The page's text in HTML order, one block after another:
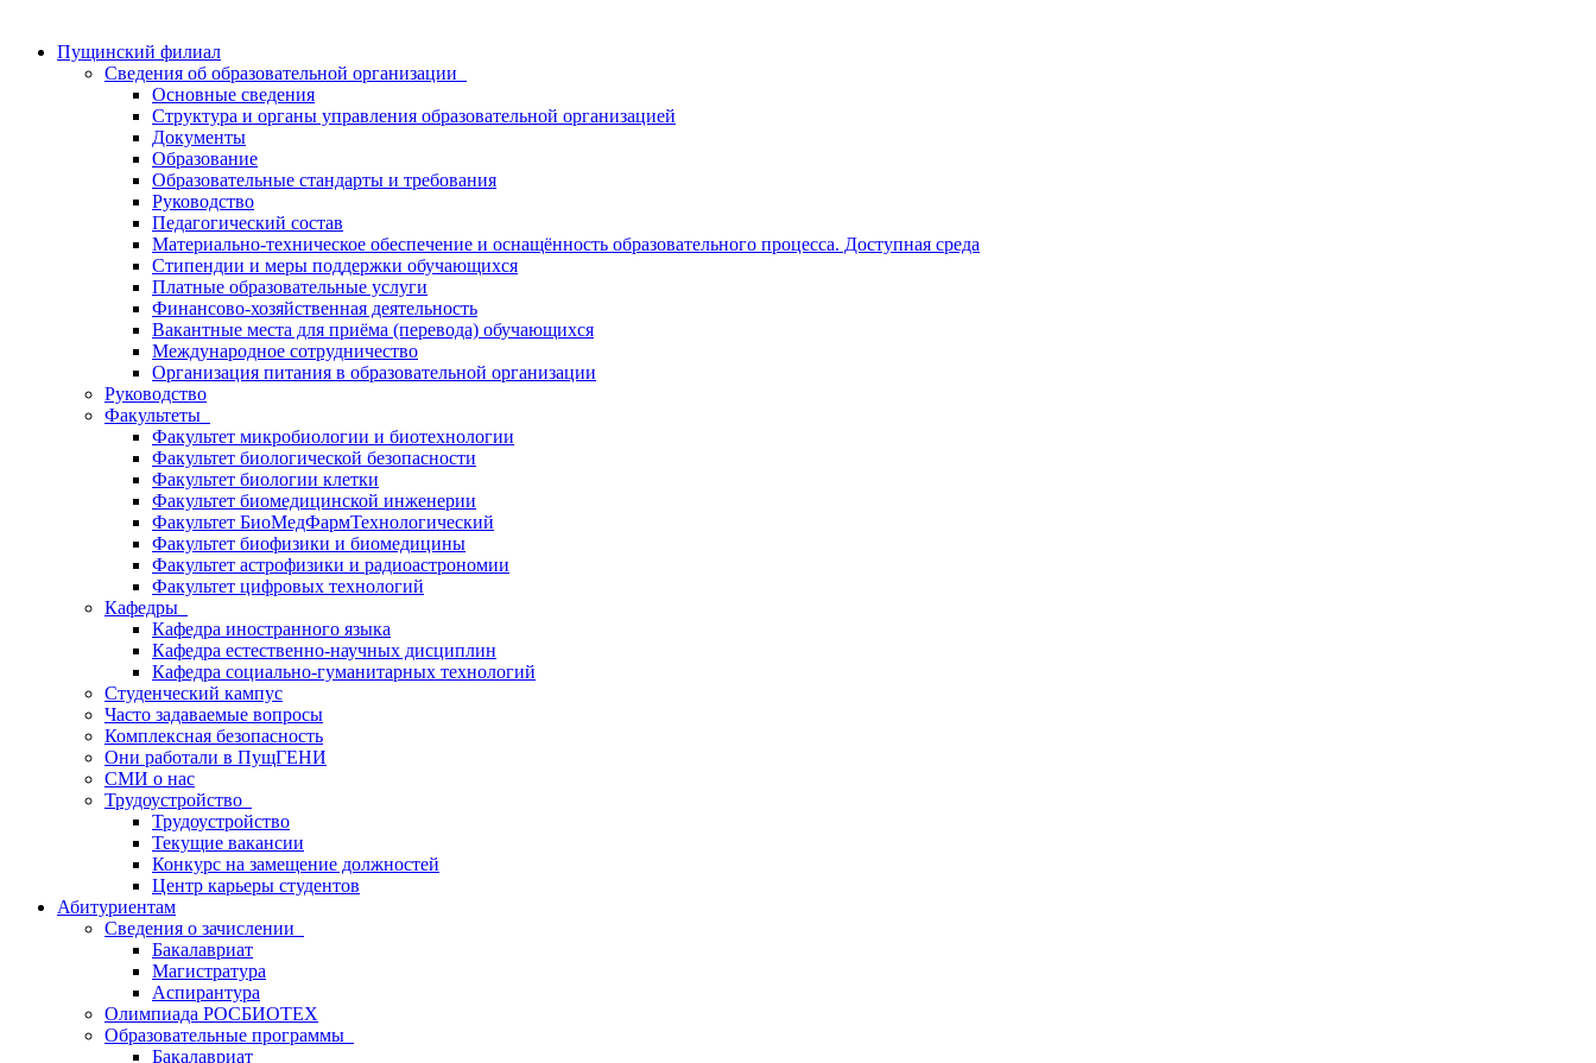
Пущинский филиал
Сведения об образовательной организации
Основные сведения
Структура и органы управления образовательной организацией
Документы
Образование
Образовательные стандарты и требования
Руководство
Педагогический состав
Материально-техническое обеспечение и оснащённость образовательного процесса. Доступная среда
Стипендии и меры поддержки обучающихся
Платные образовательные услуги
Финансово-хозяйственная деятельность
Вакантные места для приёма (перевода) обучающихся
Международное сотрудничество
Организация питания в образовательной организации
Руководство
Факультеты
Факультет микробиологии и биотехнологии
Факультет биологической безопасности
Факультет биологии клетки
Факультет биомедицинской инженерии
Факультет БиоМедФармТехнологический
Факультет биофизики и биомедицины
Факультет астрофизики и радиоастрономии
Факультет цифровых технологий
Кафедры
Кафедра иностранного языка
Кафедра естественно-научных дисциплин
Кафедра социально-гуманитарных технологий
Студенческий кампус
Часто задаваемые вопросы
Комплексная безопасность
Они работали в ПущГЕНИ
СМИ о нас
Трудоустройство
Трудоустройство
Текущие вакансии
Конкурс на замещение должностей
Центр карьеры студентов
Абитуриентам
Сведения о зачислении
Бакалавриат
Магистратура
Аспирантура
Олимпиада РОСБИОТЕХ
Образовательные программы
Бакалавриат